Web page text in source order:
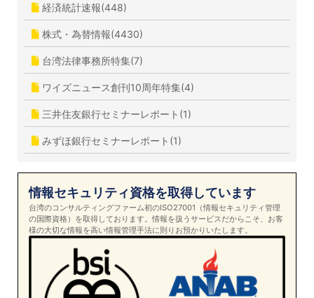
経済統計速報(448)
株式・為替情報(4430)
台湾法律事務所特集(7)
ワイズニュース創刊10周年特集(4)
三井住友銀行セミナーレポート(1)
みずほ銀行セミナーレポート(1)
情報セキュリティ資格を取得しています
台湾のコンサルティングファーム初のISO27001（情報セキュリティ管理
の国際資格）を取得しております。情報を扱うサービスだからこそ、お客
様の大切な情報を高い情報管理手法に則りお預かりいたします。